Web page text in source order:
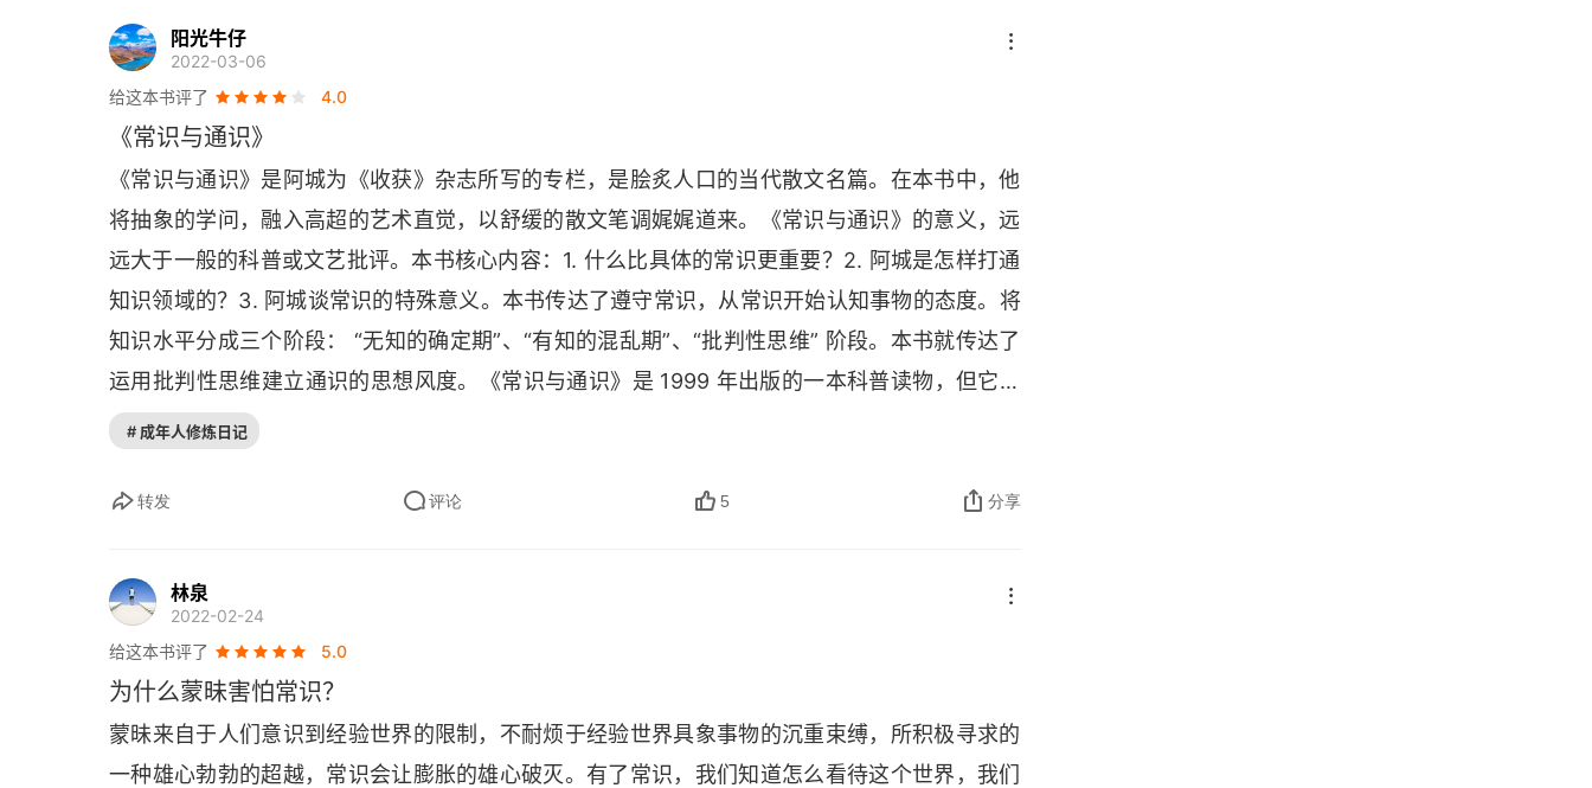
与倪军对谈
与洪晃对谈
与马延红、刘小东对谈
附录
伴读／清明世界·朗朗乾坤
阳光牛仔
2022-03-06
给这本书评了
4.0
《常识与通识》
《常识与通识》是阿城为《收获》杂志所写的专栏，是脍炙人口的当代散文名篇。在本书中，他
将抽象的学问，融入高超的艺术直觉，以舒缓的散文笔调娓娓道来。《常识与通识》的意义，远
远大于一般的科普或文艺批评。本书核心内容：1. 什么比具体的常识更重要？2. 阿城是怎样打通
知识领域的？3. 阿城谈常识的特殊意义。本书传达了遵守常识，从常识开始认知事物的态度。将
知识水平分成三个阶段： “无知的确定期”、“有知的混乱期”、“批判性思维” 阶段。本书就传达了
运用批判性思维建立通识的思想风度。《常识与通识》是 1999 年出版的一本科普读物，但它的
意义，又远远大于一般的科普或文艺批评。首先，本书传达了遵守常识，从常识开始认知事物的
第二个阶段是 “有知的混乱期”，是一种知识上的相对主义。第三个阶段，是 “批判性思维” 阶
可以记住这么一句话：“躺在精神科沙发上的，除了病人，还有一匹马，一条鳄鱼。” 我们对爱情
的美好体验，来自鳄鱼脑的性行为中枢、马脑的情绪中枢和各种化学物质的共同作用。文艺对人
的感染作用，就是刺激这些脑活动，或者形成共振。而艺术创作热情，来自生物本能中的攻击热
情。文化的形成，就是人类社会建立的抑制生物本能的机制。
# 成年人修炼日记
转发 评论 5 分享
林泉
2022-02-24
给这本书评了
5.0
为什么蒙昧害怕常识？
蒙昧来自于人们意识到经验世界的限制，不耐烦于经验世界具象事物的沉重束缚，所积极寻求的
一种雄心勃勃的超越，常识会让膨胀的雄心破灭。有了常识，我们知道怎么看待这个世界，我们